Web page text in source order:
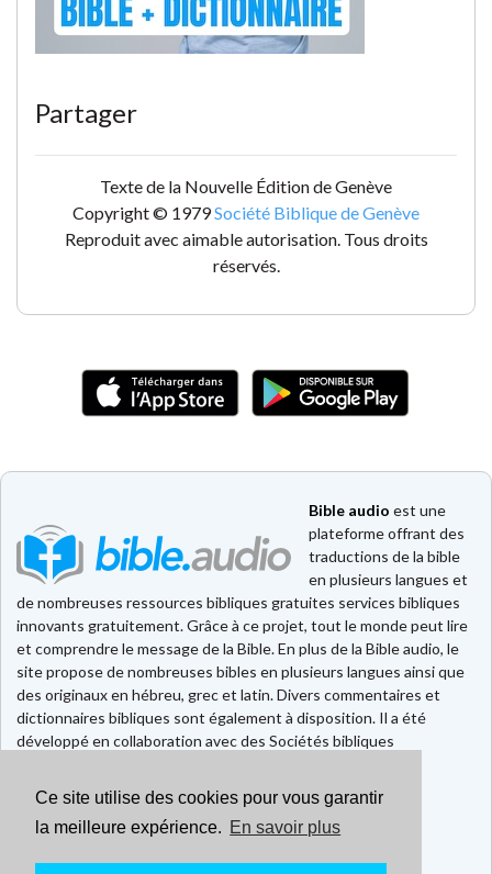
Ce site utilise des cookies pour vous garantir
la meilleure expérience. En savoir plus
Partager
Texte de la Nouvelle Édition de Genève
Copyright © 1979Société Biblique de Genève
Reproduit avec aimable autorisation. Tous droits
réservés.
Bible audio est une
plateforme offrant des
traductions de la bible
en plusieurs langues et
de nombreuses ressources bibliques gratuites services bibliques
innovants gratuitement. Grâce à ce projet, tout le monde peut lire
et comprendre le message de la Bible. En plus de la Bible audio, le
site propose de nombreuses bibles en plusieurs langues ainsi que
des originaux en hébreu, grec et latin. Divers commentaires et
dictionnaires bibliques sont également à disposition. Il a été
développé en collaboration avec des Sociétés bibliques
Faire un don
Contact